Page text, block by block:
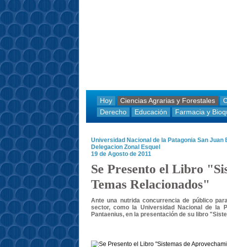
Hoy Ciencias Agrarias y Forestales
Derecho
Educación Farmacia y
Universidad Nacional de la Patagonia San Juan
Delegacion Zonal Esquel
19 de Agosto de 2011
Se Presento el Libro
Temas Relacionados"
Ante una nutrida concurrencia de público
sector, como la Universidad Nacional de la
Pantaenius, en la presentación de su libro